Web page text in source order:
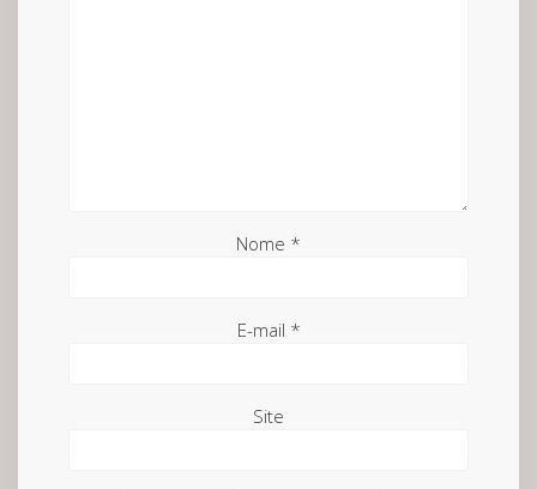
Nome *
E-mail *
Site